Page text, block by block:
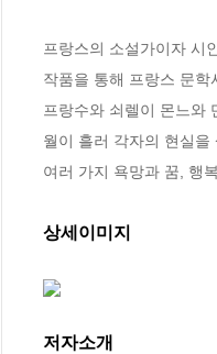
프랑스의 소설가이자 시
작품을 통해 프랑스 문
프랑수와 쇠렐이 몬느와
월이 흘러 각자의 현실
여러 가지 욕망과 꿈, 행
상세이미지
저자소개